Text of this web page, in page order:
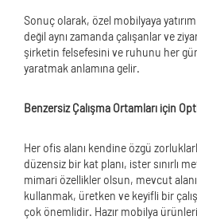
Sonuç olarak, özel mobilyaya
değil aynı zamanda çalışanlar ve
şirketin felsefesini ve ruhunu her
yaratmak anlamına gelir.
Benzersiz Çalışma Ortamları için
Her ofis alanı kendine özgü
düzensiz bir kat planı, ister sınırlı
mimari özellikler olsun, mevcut
kullanmak, üretken ve keyifli bir
çok önemlidir. Hazır mobilya